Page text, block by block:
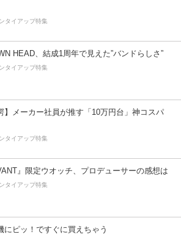
タイアップ特集
HEAD、結成1周年で見えた”バンドらしさ”
タイアップ特集
】メーカー社員が推す「10万円台」神コスパ
タイアップ特集
』限定ウオッチ、プロデューサーの感想は
タイアップ特集
にピッ！ですぐに買えちゃう